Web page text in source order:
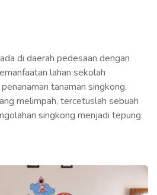
di daerah pedesaan dengan
lahan sekolah
tanaman singkong.
melimpah, tercetuslah sebuah
singkong menjadi tepung